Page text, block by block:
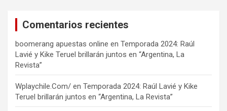
Comentarios recientes
boomerang apuestas online en Temporada 2024: Raúl
Lavié y Kike Teruel brillarán juntos en “Argentina, La
Revista”
Wplaychile.Com/ en Temporada 2024: Raúl Lavié y Kike
Teruel brillarán juntos en “Argentina, La Revista”